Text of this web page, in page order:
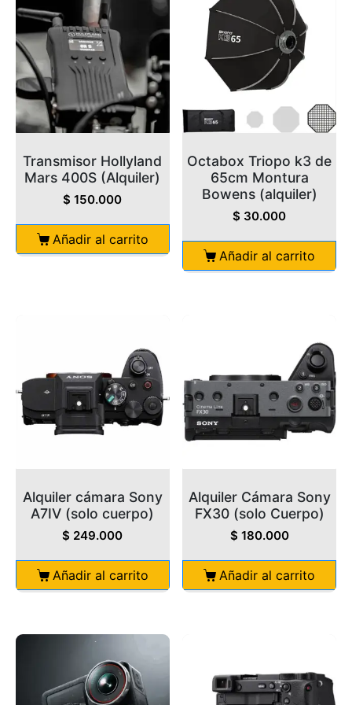
Transmisor Hollyland
Mars 400S (Alquiler)
$ 150.000
Añadir al carrito
Octabox Triopo k3 de
65cm Montura
Bowens (alquiler)
$ 30.000
Añadir al carrito
Alquiler cámara Sony
A7IV (solo cuerpo)
$ 249.000
Añadir al carrito
Alquiler Cámara Sony
FX30 (solo Cuerpo)
$ 180.000
Añadir al carrito